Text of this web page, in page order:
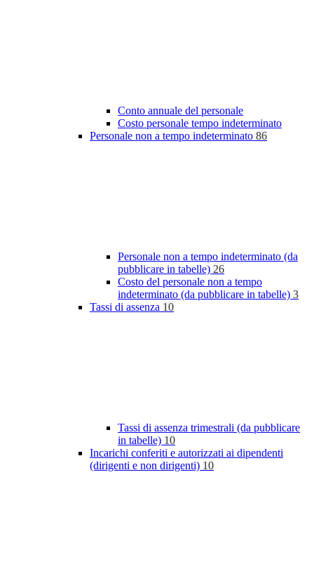
Conto annuale del personale
Costo personale tempo indeterminato
Personale non a tempo indeterminato 86
Personale non a tempo indeterminato (da
pubblicare in tabelle) 26
Costo del personale non a tempo
indeterminato (da pubblicare in tabelle) 3
Tassi di assenza 10
Tassi di assenza trimestrali (da pubblicare
in tabelle) 10
Incarichi conferiti e autorizzati ai dipendenti
(dirigenti e non dirigenti) 10